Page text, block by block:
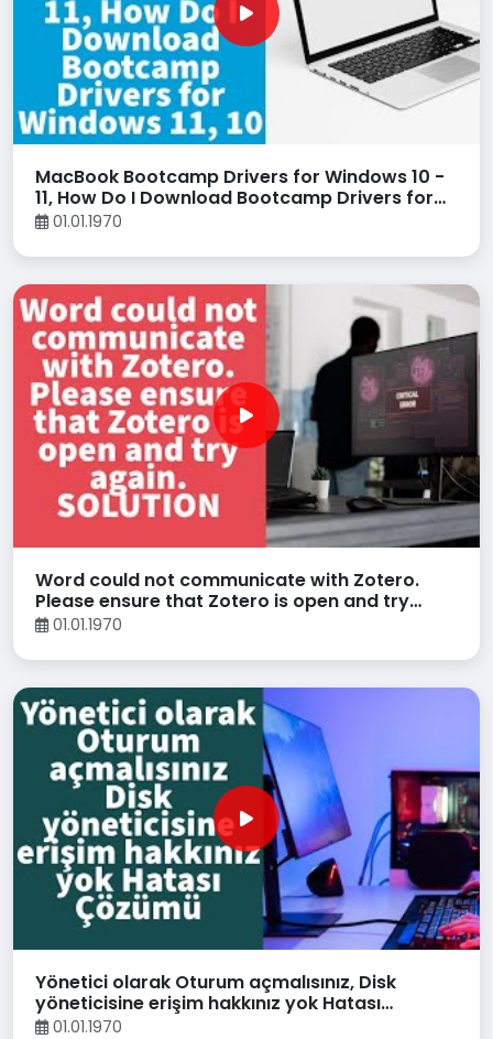
MacBook Bootcamp Drivers for Windows 10 -
11, How Do I Download Bootcamp Drivers for
Windows 11, 10
01.01.1970
Word could not communicate with Zotero.
Please ensure that Zotero is open and try
again. SOLUTION
01.01.1970
Yönetici olarak Oturum açmalısınız, Disk
yöneticisine erişim hakkınız yok Hatası
Çözümü
01.01.1970